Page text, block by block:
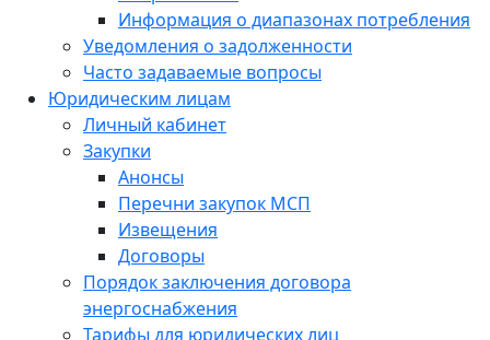
Информация о диапазонах потребления
Уведомления о задолженности
Часто задаваемые вопросы
Юридическим лицам
Личный кабинет
Закупки
Анонсы
Перечни закупок МСП
Извещения
Договоры
Порядок заключения договора
энергоснабжения
Тарифы для юридических лиц